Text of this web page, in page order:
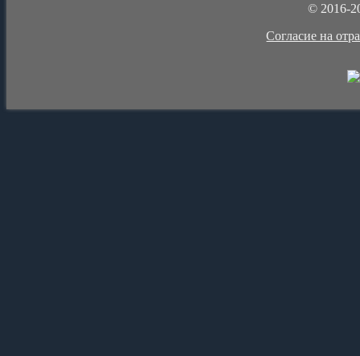
© 2016-
Cогласие на